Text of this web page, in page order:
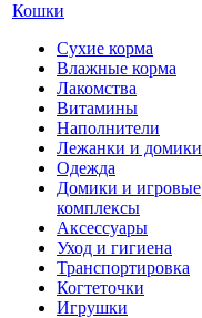
Кошки
Сухие корма
Влажные корма
Лакомства
Витамины
Наполнители
Лежанки и домики
Одежда
Домики и игровые
комплексы
Аксессуары
Уход и гигиена
Транспортировка
Когтеточки
Игрушки